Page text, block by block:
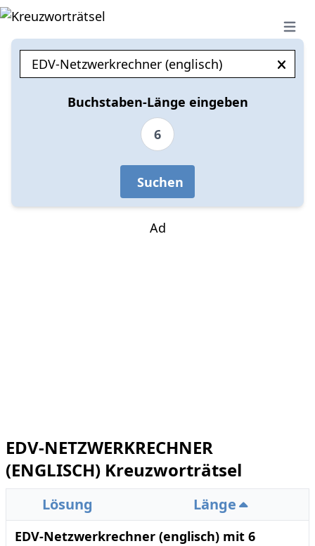
Open
Buchstaben-Länge eingeben
6
Suchen
Ad
EDV-NETZWERKRECHNER
(ENGLISCH) Kreuzworträtsel
Lösung Länge
EDV-Netzwerkrechner (englisch) mit 6